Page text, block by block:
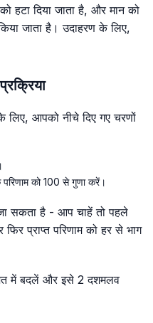
हटा दिया जाता है, और मान को
जाता है। उदाहरण के लिए,
लिए, आपको नीचे दिए गए चरणों
को 100 से गुणा करें।
सकता है - आप चाहें तो पहले
प्राप्त परिणाम को हर से भाग
में बदलें और इसे 2 दशमलव